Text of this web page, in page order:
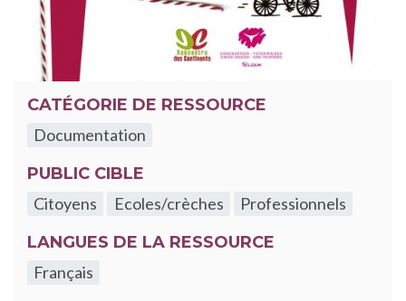
CATÉGORIE DE RESSOURCE
Documentation
PUBLIC CIBLE
Citoyens
Ecoles/crèches
Professionnels
LANGUES DE LA RESSOURCE
Français